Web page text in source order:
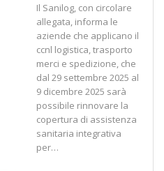
Il Sanilog, con circolare
allegata, informa le
aziende che applicano il
ccnl logistica, trasporto
merci e spedizione, che
dal 29 settembre 2025 al
9 dicembre 2025 sarà
possibile rinnovare la
copertura di assistenza
sanitaria integrativa
per…